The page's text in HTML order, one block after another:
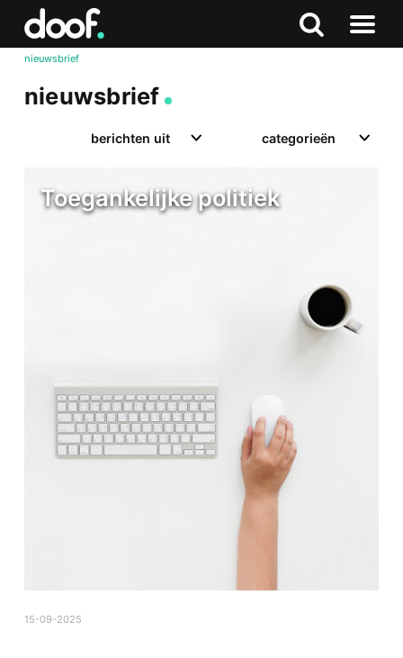
Zoeken
Naar
nieuwsbrief
nieuwsbrief
berichten uit categorieën
Toegankelijke politiek
15-09-2025
Doof.nl
Zoeken